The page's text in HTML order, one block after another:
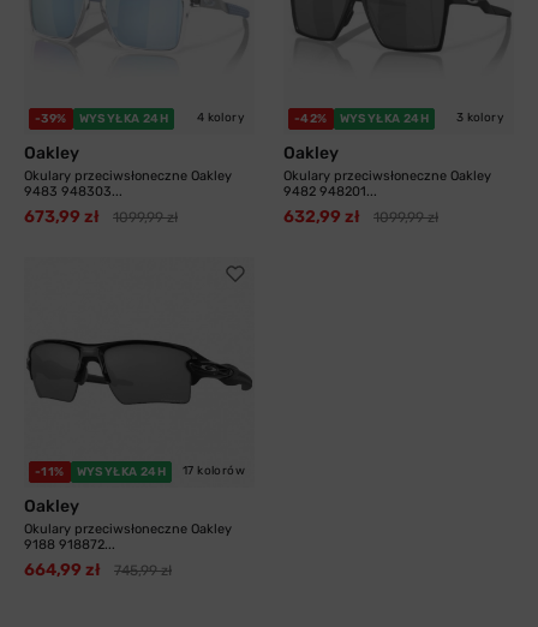
-39% WYSYŁKA 24H 4 kolory
Oakley
Okulary przeciwsłoneczne Oakley
9483 948303...
673,99 zł 1099,99 zł
-42% WYSYŁKA 24H 3 kolory
Oakley
Okulary przeciwsłoneczne Oakley
9482 948201...
632,99 zł 1099,99 zł
-11% WYSYŁKA 24H 17 kolorów
Oakley
Okulary przeciwsłoneczne Oakley
9188 918872...
664,99 zł 745,99 zł